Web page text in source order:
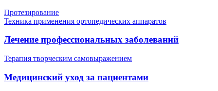
Протезирование
Техника применения ортопедических аппаратов
Лечение профессиональных заболеваний
Терапия творческим самовыражением
Медицинский уход за пациентами